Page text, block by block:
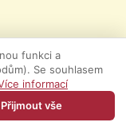
funkci a
Se souhlasem
informací
Přijmout vše